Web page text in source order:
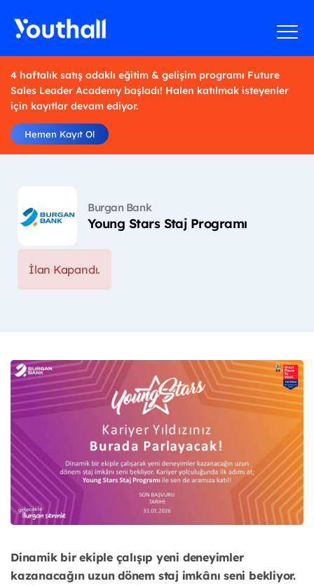
4 haftalık satış odaklı eğitim & gelişim programı Future
Sales Leader Academy başladı! Halen katılmak isteyenler
için kayıtlar devam ediyor.
Hemen Kayıt Ol
Burgan Bank
Young Stars Staj Programı
İlan Kapandı.
Dinamik bir ekiple çalışıp yeni deneyimler
kazanacağın uzun dönem staj imkânı seni bekliyor.